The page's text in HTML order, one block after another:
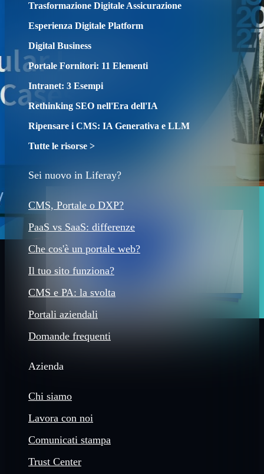
Trasformazione Digitale Assicurazione
Esperienza Digitale Platform
Digital Business
Portale Fornitori: 11 Elementi
Intranet: 3 Esempi
Rethinking SEO nell'Era dell'IA
Ripensare i CMS: IA Generativa e LLM
Tutte le risorse >
Sei nuovo in Liferay?
CMS, Portale o DXP?
PaaS vs SaaS: differenze
Che cos'è un portale web?
Il tuo sito funziona?
CMS e PA: la svolta
Portali aziendali
Domande frequenti
Azienda
Chi siamo
Lavora con noi
Comunicati stampa
Trust Center